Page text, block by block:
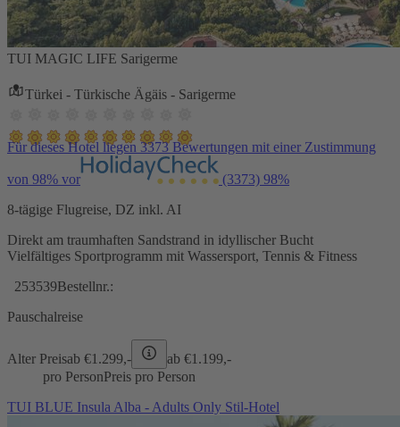
TUI MAGIC LIFE Sarigerme
Türkei - Türkische Ägäis - Sarigerme
Für dieses Hotel liegen 3373 Bewertungen mit einer Zustimmung
von 98% vor (3373) 98%
8-tägige Flugreise, DZ inkl. AI
Direkt am traumhaften Sandstrand in idyllischer Bucht
Vielfältiges Sportprogramm mit Wassersport, Tennis & Fitness
253539Bestellnr.:
Pauschalreise
Alter Preisab €1.299,- ab €1.199,-
pro PersonPreis pro Person
TUI BLUE Insula Alba - Adults Only Stil-Hotel